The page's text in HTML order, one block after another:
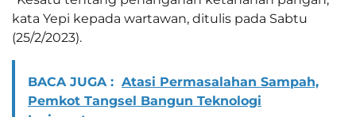
kata Yepi kepada wartawan, ditulis pada Sabtu
(25/2/2023).
BACA JUGA : Atasi Permasalahan Sampah,
Pemkot Tangsel Bangun Teknologi